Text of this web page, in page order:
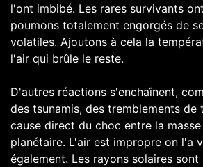
l'ont imbibé. Les rares survivants
poumons totalement engorgés de
volatiles. Ajoutons à cela la
l'air qui brûle le reste.
D'autres réactions s'enchaînent,
des tsunamis, des tremblements de
cause direct du choc entre la
planétaire. L'air est impropre on l'a
également. Les rayons solaires sont